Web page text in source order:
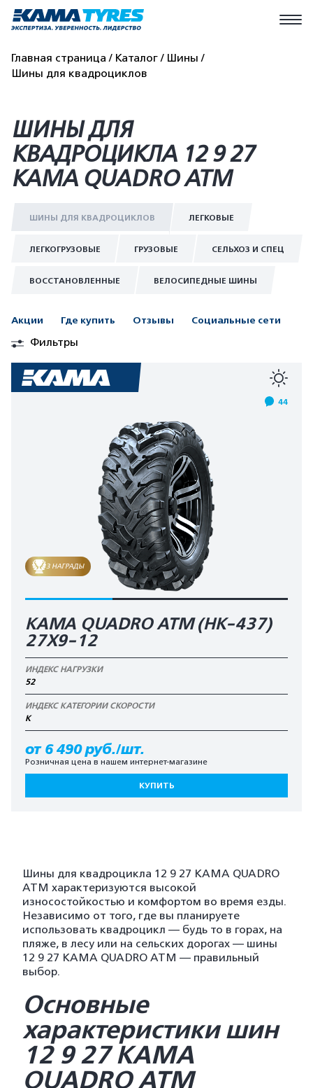
Главная страница Каталог
Шины
Шины для квадроциклов
ШИНЫ ДЛЯ
КВАДРОЦИКЛА 12 9 27
КАМА QUADRO ATM
ШИНЫ ДЛЯ КВАДРОЦИКЛОВ ЛЕГКОВЫЕ
ЛЕГКОГРУЗОВЫЕ ГРУЗОВЫЕ СЕЛЬХОЗ И СПЕЦ
ВОССТАНОВЛЕННЫЕ ВЕЛОСИПЕДНЫЕ ШИНЫ
Акции Где купить Отзывы Социальные сети
Фильтры
44
3 НАГРАДЫ
KAMA QUADRO ATM (HK-437)
27X9-12
ИНДЕКС НАГРУЗКИ
52
ИНДЕКС КАТЕГОРИИ СКОРОСТИ
K
от 6 490 руб./шт.
Розничная цена в нашем интернет-магазине
КУПИТЬ
Шины для квадроцикла 12 9 27 КАМА QUADRO
ATM характеризуются высокой
износостойкостью и комфортом во время езды.
Независимо от того, где вы планируете
использовать квадроцикл — будь то в горах, на
пляже, в лесу или на сельских дорогах — шины
12 9 27 КАМА QUADRO ATM — правильный
выбор.
Основные
характеристики шин
12 9 27 КАМА
QUADRO ATM